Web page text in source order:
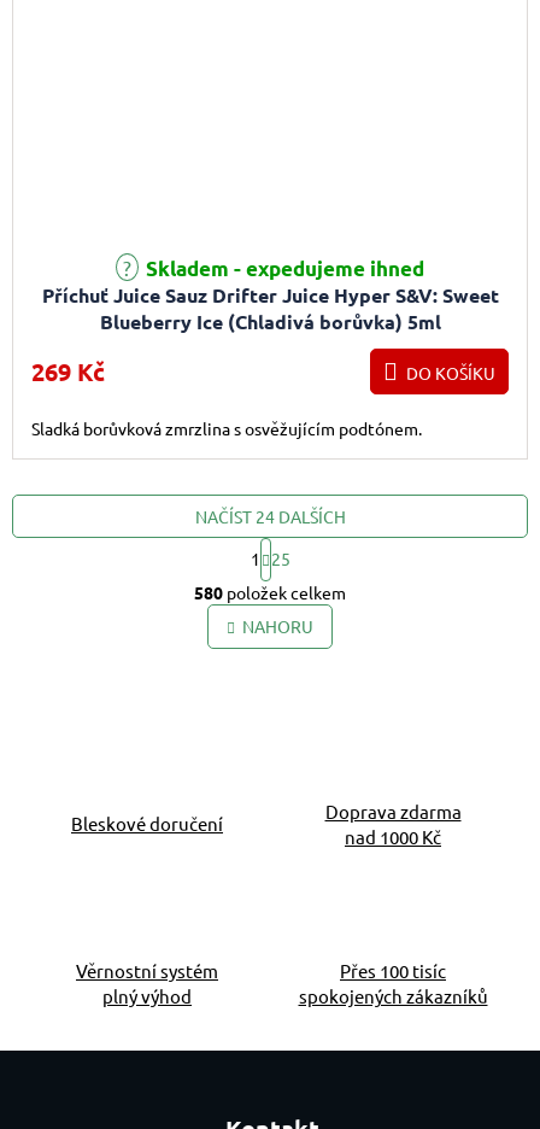
Příchuť Juice Sauz Drifter Juice Hyper S&V: Sweet
Blueberry Ice (Chladivá borůvka) 5ml
Skladem - expedujeme ihned
269 Kč DO KOŠÍKU
Sladká borůvková zmrzlina s osvěžujícím podtónem.
Ovládací prvky
NAČÍST 24 DALŠÍCH
Stránkování
1
25
580 položek celkem
NAHORU
Bleskové doručení
Doprava zdarma
nad 1000 Kč
Věrnostní systém
plný výhod
Přes 100 tisíc
spokojených zákazníků